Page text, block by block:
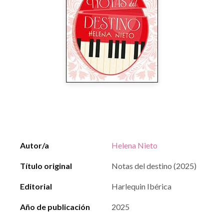
Autor/a Helena Nieto
Título original Notas del destino (2025)
Editorial Harlequin Ibérica
Año de publicación 2025